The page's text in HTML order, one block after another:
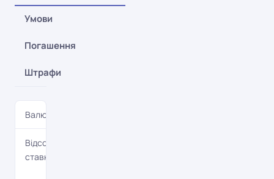
Умови
Погашення
Штрафи
Валюта
Відсоткова
ставка